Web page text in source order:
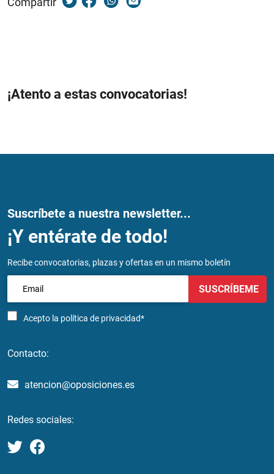
¡Atento a estas convocatorias!
Suscríbete a nuestra newsletter...
¡Y entérate de todo!
Recibe convocatorias, plazas y ofertas en un mismo boletín
Acepto la política de privacidad*
SUSCRÍBEME
Contacto:
atencion@oposiciones.es
Redes sociales: